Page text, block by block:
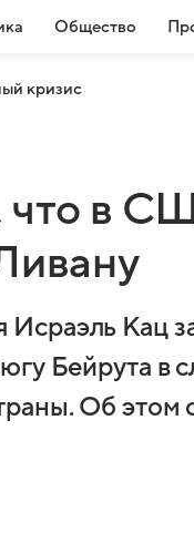
Общество
кризис
что в
Кац
Бейрута в
Об этом